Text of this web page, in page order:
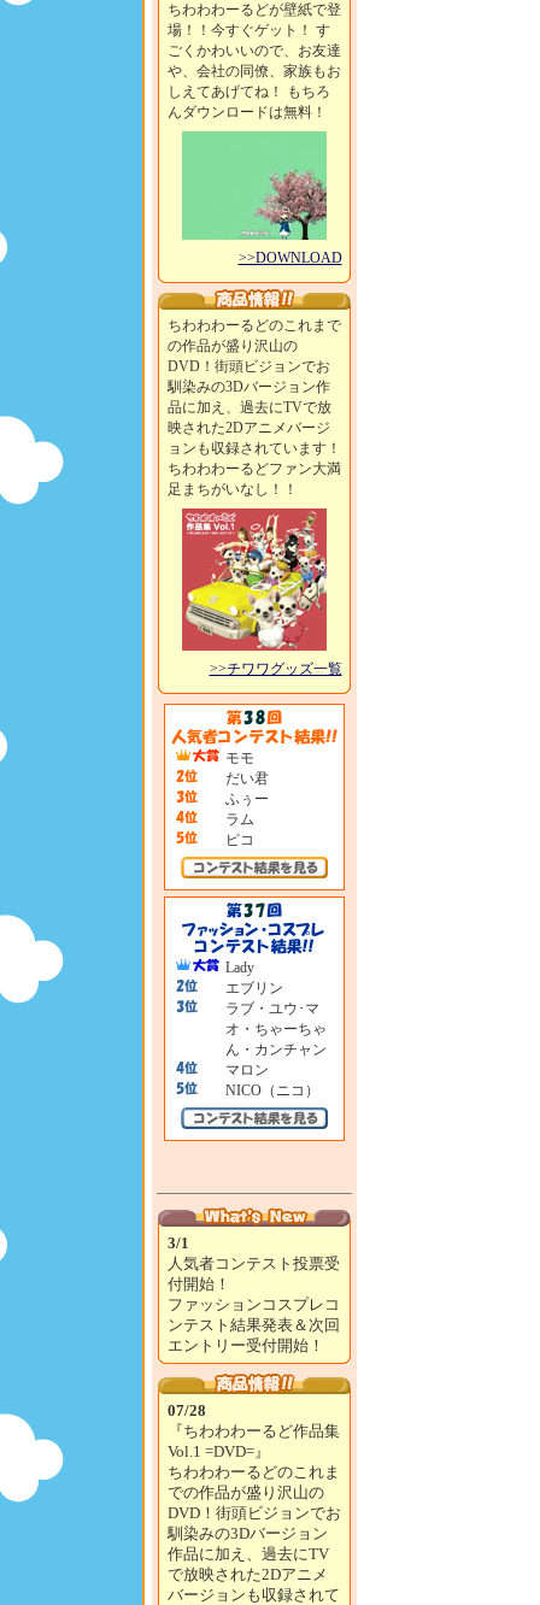
ちわわわーるどが壁紙で登
場！！今すぐゲット！ す
ごくかわいいので、お友達
や、会社の同僚、家族もお
しえてあげてね！ もちろ
んダウンロードは無料！
>>DOWNLOAD
ちわわわーるどのこれまで
の作品が盛り沢山の
DVD！街頭ビジョンでお
馴染みの3Dバージョン作
品に加え、過去にTVで放
映された2Dアニメバージ
ョンも収録されています！
ちわわわーるどファン大満
足まちがいなし！！
>>チワワグッズ一覧
モモ
だい君
ふぅー
ラム
ピコ
Lady
エブリン
ラブ・ユウ･マ
オ・ちゃーちゃ
ん・カンチャン
マロン
NICO（ニコ）
3/1
人気者コンテスト投票受
付開始！
ファッションコスプレコ
ンテスト結果発表＆次回
エントリー受付開始！
07/28
『ちわわわーるど作品集
Vol.1 =DVD=』
ちわわわーるどのこれま
での作品が盛り沢山の
DVD！街頭ビジョンでお
馴染みの3Dバージョン
作品に加え、過去にTV
で放映された2Dアニメ
バージョンも収録されて